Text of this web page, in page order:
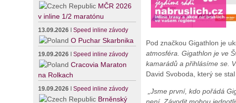
MČR 2026
v inline 1/2 maratónu
13.09.2026 ISpeed inline závody
O Puchar Skarbnika
19.09.2026 ISpeed inline závody
Cracovia Maraton
na Rolkach
19.09.2026 ISpeed inline závody
Brněnský
Pod značkou Gigathlon je
atmosféra. Gigathlon je ve
kamarádů a přihlásíme se.
David Svoboda, který se
„Jsme první, kdo pořádá